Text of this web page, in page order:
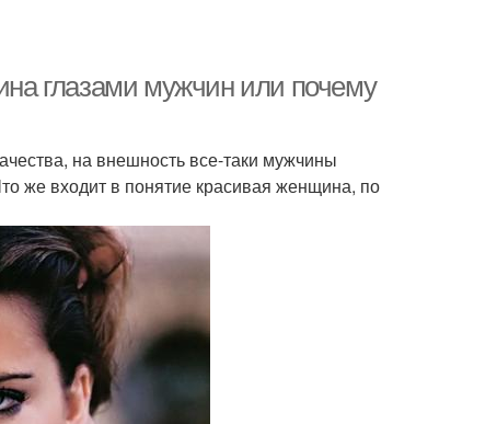
глазами мужчин или почему
на внешность все-таки мужчины
же входит в понятие красивая женщина, по